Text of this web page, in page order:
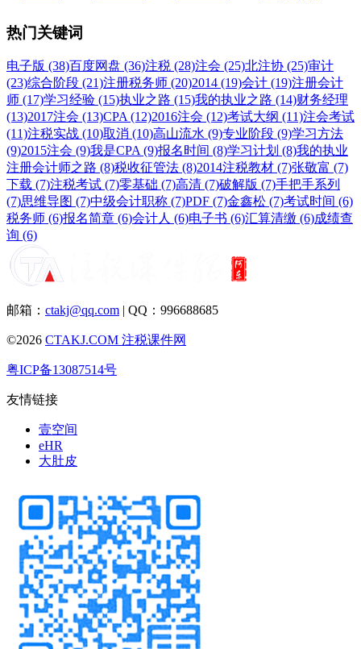
热门关键词
电子版 (38)百度网盘 (36)注税 (28)注会 (25)北注协 (25)审计
(23)综合阶段 (21)注册税务师 (20)2014 (19)会计 (19)注册会计
师 (17)学习经验 (15)执业之路 (15)我的执业之路 (14)财务经理
(13)2017注会 (13)CPA (12)2016注会 (12)考试大纲 (11)注会考试
(11)注税实战 (10)取消 (10)高山流水 (9)专业阶段 (9)学习方法
(9)2015注会 (9)我是CPA (9)报名时间 (8)学习计划 (8)我的执业
注册会计师之路 (8)税收征管法 (8)2014注税教材 (7)张敬富 (7)
下载 (7)注税考试 (7)零基础 (7)高清 (7)破解版 (7)手把手系列
(7)思维导图 (7)中级会计职称 (7)PDF (7)金鑫松 (7)考试时间 (6)
税务师 (6)报名简章 (6)会计人 (6)电子书 (6)汇算清缴 (6)成绩查
询 (6)
邮箱： ctakj@qq.com | QQ：996688685
©2026 CTAKJ.COM 注税课件网
粤ICP备13087514号
友情链接
壹空间
eHR
大肚皮